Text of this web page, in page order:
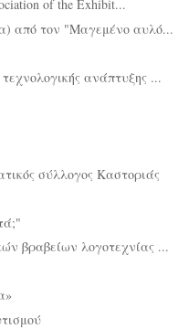
of the Exhibit...
από τον "Μαγεμένο αυλό...
ανάπτυξης ...
σύλλογος Καστοριάς
βραβείων λογοτεχνίας ...